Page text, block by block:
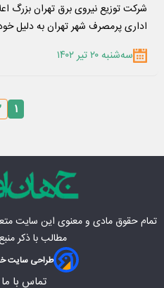
اداری پرمصرف شهر تهران به دلیل
سه‌شنبه ۲۰ تیر ۱۴۰۲
۱
تمام حقوق مادی‌ و معنوی این سایت
مطالب با ذکر
طراحی سایت
تماس با ما